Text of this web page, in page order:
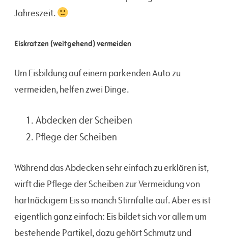
Jahreszeit.
Eiskratzen (weitgehend) vermeiden
Um Eisbildung auf einem parkenden Auto zu
vermeiden, helfen zwei Dinge.
Abdecken der Scheiben
Pflege der Scheiben
Während das Abdecken sehr einfach zu erklären ist,
wirft die Pflege der Scheiben zur Vermeidung von
hartnäckigem Eis so manch Stirnfalte auf. Aber es ist
eigentlich ganz einfach: Eis bildet sich vor allem um
bestehende Partikel, dazu gehört Schmutz und